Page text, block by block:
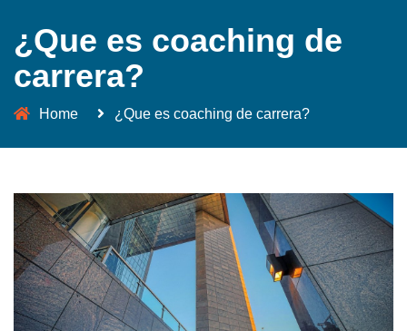
¿Que es coaching de
carrera?
Home ¿Que es coaching de carrera?